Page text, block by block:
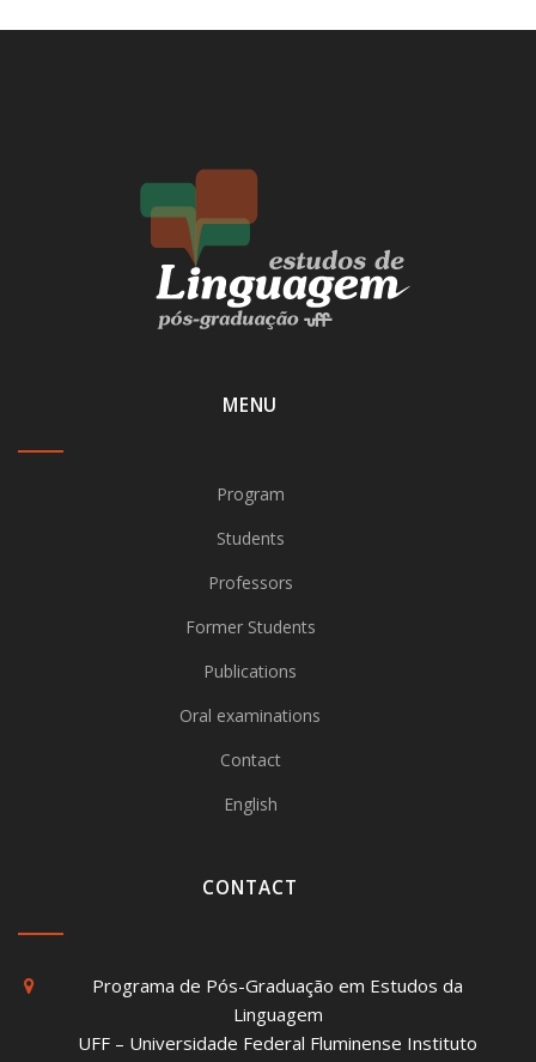
MENU
Program
Students
Professors
Former Students
Publications
Oral examinations
Contact
English
CONTACT
Programa de Pós-Graduação em Estudos da
Linguagem
UFF – Universidade Federal Fluminense Instituto